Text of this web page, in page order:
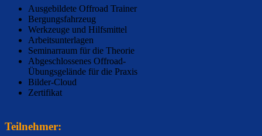
Ausgebildete Offroad Trainer
Bergungsfahrzeug
Werkzeuge und Hilfsmittel
Arbeitsunterlagen
Seminarraum für die Theorie
Abgeschlossenes Offroad-
Übungsgelände für die Praxis
Bilder-Cloud
Zertifikat
Teilnehmer: